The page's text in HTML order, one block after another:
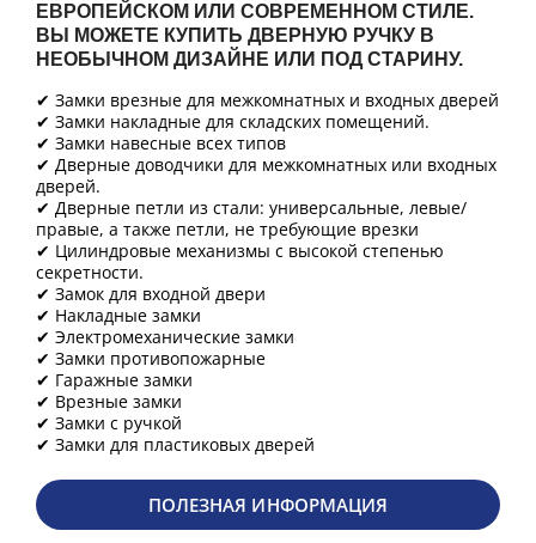
ЕВРОПЕЙСКОМ ИЛИ СОВРЕМЕННОМ СТИЛЕ.
ВЫ МОЖЕТЕ КУПИТЬ ДВЕРНУЮ РУЧКУ В
НЕОБЫЧНОМ ДИЗАЙНЕ ИЛИ ПОД СТАРИНУ.
✔ Замки врезные для межкомнатных и входных дверей
✔ Замки накладные для складских помещений.
✔ Замки навесные всех типов
✔ Дверные доводчики для межкомнатных или входных
дверей.
✔ Дверные петли из стали: универсальные, левые/
правые, а также петли, не требующие врезки
✔ Цилиндровые механизмы с высокой степенью
секретности.
✔ Замок для входной двери
✔ Накладные замки
✔ Электромеханические замки
✔ Замки противопожарные
✔ Гаражные замки
✔ Врезные замки
✔ Замки с ручкой
✔ Замки для пластиковых дверей
ПОЛЕЗНАЯ ИНФОРМАЦИЯ